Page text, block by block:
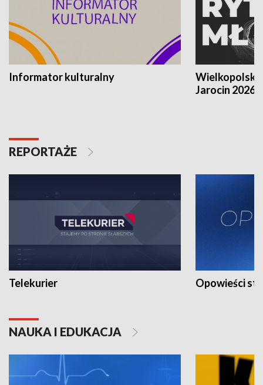
Informator kulturalny
Jarocin 2026
REPORTAŻE
Telekurier Opowieści
NAUKA I EDUKACJA